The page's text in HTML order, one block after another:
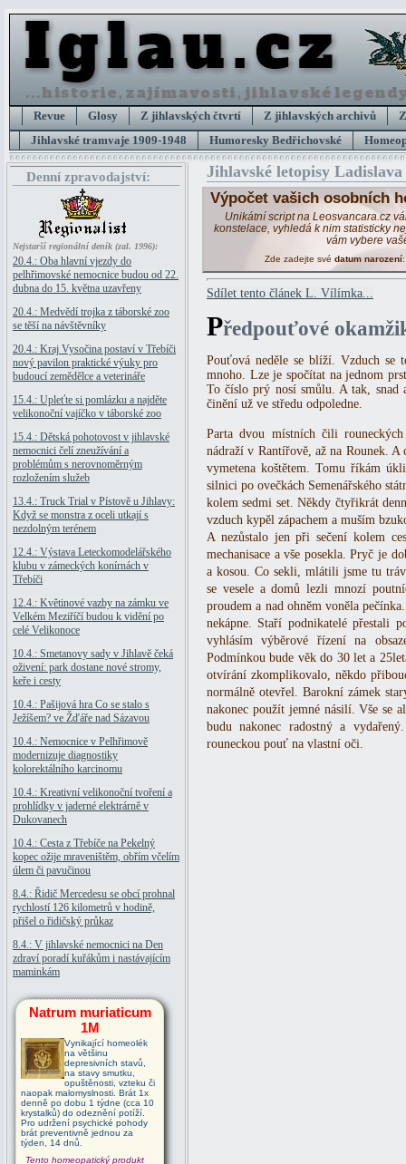
Revue Glosy Z jihlavských čtvrtí Z jihlavských archivů
Jihlavské tramvaje 1909-1948
Humoresky Bedřichovské
Denní zpravodajství:
Nejstarší regionální deník (zal. 1996):
20.4.: Oba hlavní vjezdy do
pelhřimovské nemocnice budou od 22.
dubna do 15. května uzavřeny
20.4.: Medvědí trojka z táborské zoo
se těší na návštěvníky
20.4.: Kraj Vysočina postaví v Třebíči
nový pavilon praktické výuky pro
budoucí zemědělce a veterináře
15.4.: Upleťte si pomlázku a najděte
velikonoční vajíčko v táborské zoo
15.4.: Dětská pohotovost v jihlavské
nemocnici čelí zneužívání a
problémům s nerovnoměrným
rozložením služeb
13.4.: Truck Trial v Pístově u Jihlavy:
Když se monstra z oceli utkají s
nezdolným terénem
12.4.: Výstava Leteckomodelářského
klubu v zámeckých konírnách v
Třebíči
12.4.: Květinové vazby na zámku ve
Velkém Meziříčí budou k vidění po
celé Velikonoce
10.4.: Smetanovy sady v Jihlavě čeká
oživení: park dostane nové stromy,
keře i cesty
10.4.: Pašijová hra Co se stalo s
Ježíšem? ve Žďáře nad Sázavou
10.4.: Nemocnice v Pelhřimově
modernizuje diagnostiky
kolorektálního karcinomu
10.4.: Kreativní velikonoční tvoření a
prohlídky v jaderné elektrárně v
Dukovanech
10.4.: Cesta z Třebíče na Pekelný
kopec ožije mraveništěm, obřím včelím
úlem či pavučinou
8.4.: Řidič Mercedesu se obcí prohnal
rychlostí 126 kilometrů v hodině,
přišel o řidičský průkaz
8.4.: V jihlavské nemocnici na Den
zdraví poradí kuřákům i nastávajícím
maminkám
Natrum muriaticum
1M
Vynikající homeolék
na většinu
depresivních stavů,
na stavy smutku,
opuštěnosti, vzteku či
naopak malomyslnosti. Brát 1x
denně po dobu 1 týdne (cca 10
krystalků) do odeznění potíží.
Pro udržení psychické pohody
brát preventivně jednou za
týden, 14 dnů.
Tento homeopatický produkt
Jihlavské letopisy
Výpočet vašich osobních
Unikátní script na Leosvancara.cz
konstelace, vyhledá k nim statisticky
vám vybere
Zde zadejte své datum narození
Sdílet tento článek L. Vílímka...
Předpouťové
Pouťová neděle se blíží. Vzduch
mnoho. Lze je spočítat na jednom
To číslo prý nosí smůlu. A tak, snad
činění už ve středu odpoledne.
Parta dvou místních čili
nádraží v Rantířově, až na Rounek. A
vymetena koštětem. Tomu říkám
silnici po ovečkách Semenářského
kolem sedmi set. Někdy čtyřikrát
vzduch kypěl zápachem a muším
A nezůstalo jen při sečení kolem
mechanisace a vše posekla. Pryč je
a kosou. Co sekli, mlátili jsme tu
se vesele a domů lezli mnozí
proudem a nad ohněm voněla
nekápne. Staří podnikatelé přestali
vyhlásím výběrové řízení na
Podmínkou bude věk do 30 let a
otvírání zkomplikovalo, někdo
normálně otevřel. Barokní zámek
nakonec použít jemné násilí. Vše se
budu nakonec radostný a
rouneckou pouť na vlastní oči.